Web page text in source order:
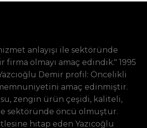
anlayışı ile sektöründe
firma olmayı amaç edindik." 1995
Demir profil: Öncelikli
amaç edinmiştir.
zengin ürün çeşidi, kaliteli,
sektöründe öncü olmuştur.
hitap eden Yazıcoğlu